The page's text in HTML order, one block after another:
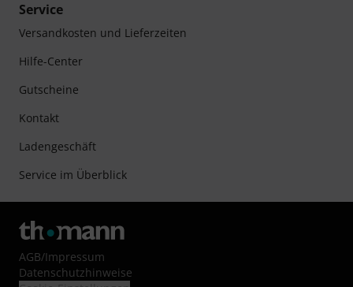
Service
Versandkosten und Lieferzeiten
Hilfe-Center
Gutscheine
Kontakt
Ladengeschäft
Service im Überblick
AGB/Impressum
Datenschutzhinweise